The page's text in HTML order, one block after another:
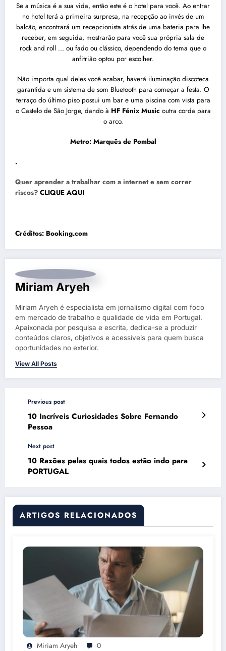
Se a música é a sua vida, então este é o hotel para você. Ao entrar
no hotel terá a primeira surpresa, na recepção ao invés de um
balcão, encontrará um recepcionista atrás de uma bateria para lhe
receber, em seguida, mostrarão para você sua própria sala de
rock and roll … ou fado ou clássico, dependendo do tema que o
anfitrião optou por escolher.
Não importa qual deles você acabar, haverá iluminação discoteca
garantida e um sistema de som Bluetooth para começar a festa. O
terraço do último piso possui um bar e uma piscina com vista para
o Castelo de São Jorge, dando à HF Fénix Music outra corda para
o arco.
Metro: Marquês de Pombal
.
Quer aprender a trabalhar com a internet e sem correr
riscos? CLIQUE AQUI
Créditos: Booking.com
Miriam Aryeh
Miriam Aryeh é especialista em jornalismo digital com foco
em mercado de trabalho e qualidade de vida em Portugal.
Apaixonada por pesquisa e escrita, dedica-se a produzir
conteúdos claros, objetivos e acessíveis para quem busca
oportunidades no exterior.
View All Posts
Previous post
10 Incríveis Curiosidades Sobre Fernando
Pessoa
Next post
10 Razões pelas quais todos estão indo para
PORTUGAL
ARTIGOS RELACIONADOS
Miriam Aryeh 0